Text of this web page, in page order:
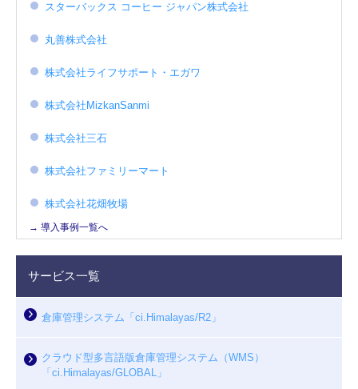
スターバックス コーヒー ジャパン株式会社
丸善株式会社
株式会社ライフサポート・エガワ
株式会社MizkanSanmi
株式会社三石
株式会社ファミリーマート
株式会社花畑牧場
→ 導入事例一覧へ
サービス一覧
倉庫管理システム「ci.Himalayas/R2」
クラウド型多言語版倉庫管理システム（WMS）
「ci.Himalayas/GLOBAL」